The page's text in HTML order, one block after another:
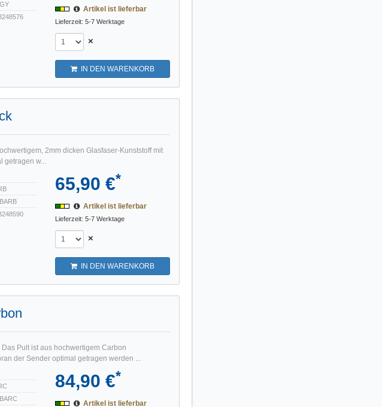
Artikel ist lieferbar
Lieferzeit: 5-7 Werktage
×
IN DEN WARENKORB
2mm dicken Glasfaser-Kunststoff mit
getragen w...
65,90 €*
Artikel ist lieferbar
Lieferzeit: 5-7 Werktage
×
IN DEN WARENKORB
Pult ist aus hochwertigem Carbon
der Sender optimal getragen werden ...
84,90 €*
Artikel ist lieferbar